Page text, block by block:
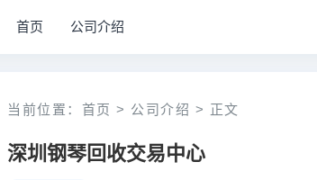
首页 公司介绍
当前位置： 首页 > 公司介绍 > 正文
深圳钢琴回收交易中心